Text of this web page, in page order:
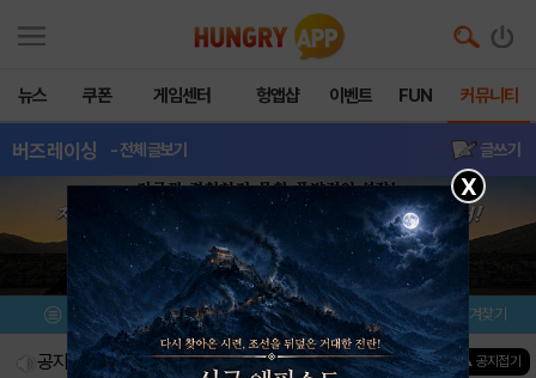
뉴스 쿠폰 게임센터 헝앱샵 이벤트 FUN 커뮤니티
버즈레이싱 - 전체글보기 글쓰기
메뉴 이벤트/미션 설치/평가 즐겨찾기
공지사항 진행중인 이벤트0건 ▲ 공지접기
X